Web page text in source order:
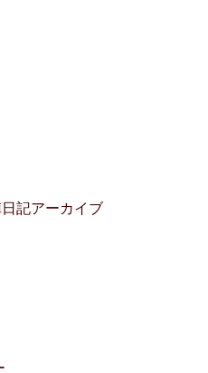
記アーカイブ